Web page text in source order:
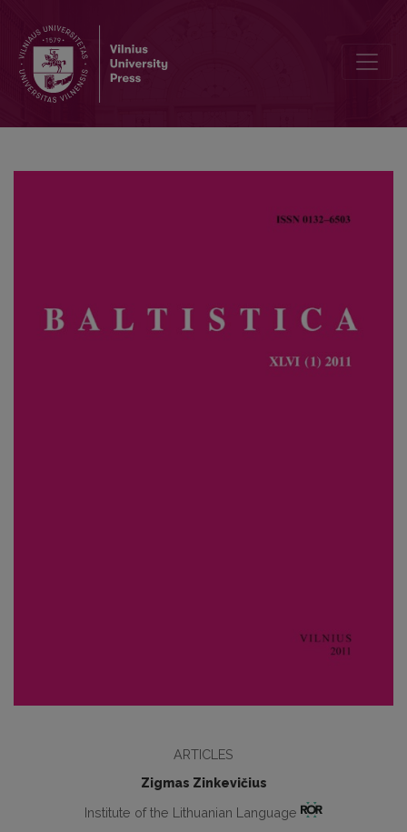
ARTICLES
Zigmas Zinkevičius
Institute of the Lithuanian Language